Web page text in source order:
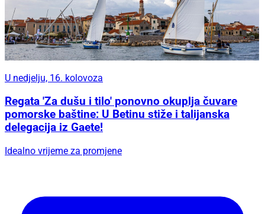
U nedjelju, 16. kolovoza
Regata 'Za dušu i tilo' ponovno okuplja čuvare
pomorske baštine: U Betinu stiže i talijanska
delegacija iz Gaete!
Idealno vrijeme za promjene